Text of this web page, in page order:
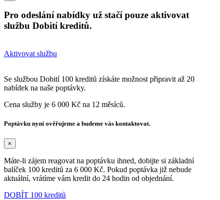
Pro odeslání nabídky už stačí pouze aktivovat
službu Dobití kreditů.
Aktivovat službu
Se službou Dobití 100 kreditů získáte možnost připravit až 20
nabídek na naše poptávky.
Cena služby je 6 000 Kč na 12 měsíců.
Poptávku nyní ověřujeme a budeme vás kontaktovat.
×
Máte-li zájem reagovat na poptávku ihned, dobijte si základní
balíček 100 kreditů za 6 000 Kč. Pokud poptávka již nebude
aktuální, vrátíme vám kredit do 24 hodin od objednání.
DOBÍT 100 kreditů